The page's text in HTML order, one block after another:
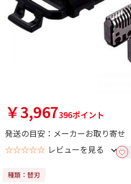
￥3,967396ポイント
発送の目安：メーカーお取り寄せ
☆☆☆☆☆ レビューを見る
種類：替刃